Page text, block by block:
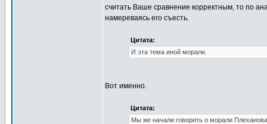
считать Ваше сравнение корректным, то по
намереваясь его съесть.
Цитата:
И эта тема иной морали.
Вот именно.
Цитата:
Мы же начали говорить о морали